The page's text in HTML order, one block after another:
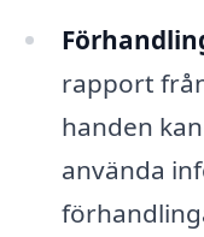
rapport
handen
använda